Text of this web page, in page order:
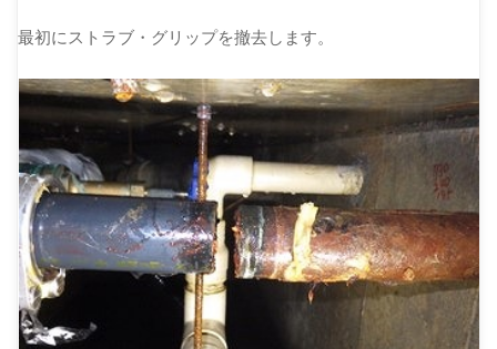
最初にストラブ・グリップを撤去します。